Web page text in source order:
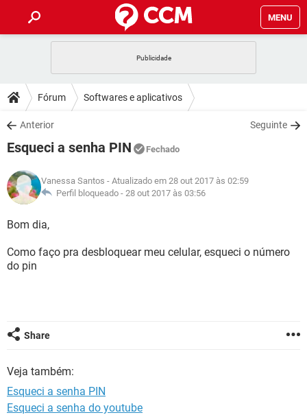
MENU
CELULAR FACEBOOK
OUTLOOK
INSTAGRAM GMAIL
GUIA DE COMPRAS
DICAS
JOGOS WHATSAPP
INSTAGRAM GMAIL
GUIA DE COMPRAS
DOWNLOADS
JOGOS WHATSAPP
CELULAR
OUTLOOK EXCEL
INSTAGRAM
FÓRUM
JOGOS WHATSAPP
CELULAR
OUTLOOK
INSTAGRAM GMAIL
GLOSSÁRIO
JOGOS
OUTLOOK
Fórum Softwares e aplicativos
Anterior Seguinte
Esqueci a senha PIN Fechado
Vanessa Santos - Atualizado em 28 out 2017 às 02:59
Perfil bloqueado - 28 out 2017 às 03:56
Bom dia,
Como faço pra desbloquear meu celular, esqueci o número
do pin
Share
Veja também:
Esqueci a senha PIN
Esqueci a senha do youtube